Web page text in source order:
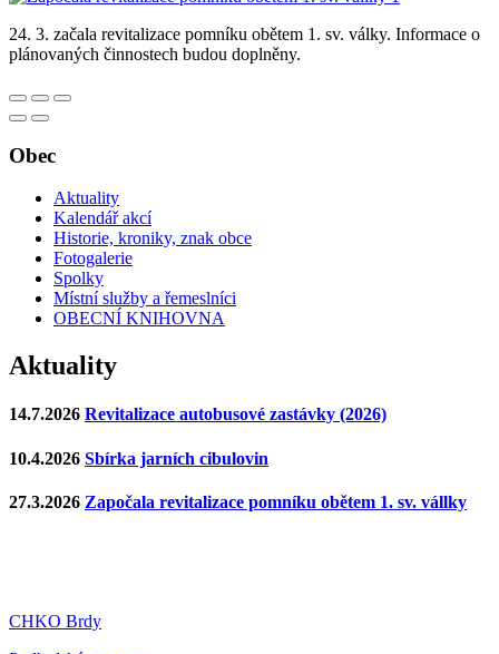
24. 3. začala revitalizace pomníku obětem 1. sv. války. Informace o
plánovaných činnostech budou doplněny.
Obec
Aktuality
Kalendář akcí
Historie, kroniky, znak obce
Fotogalerie
Spolky
Místní služby a řemeslníci
OBECNÍ KNIHOVNA
Aktuality
14.7.2026 Revitalizace autobusové zastávky (2026)
10.4.2026 Sbírka jarních cibulovin
27.3.2026 Započala revitalizace pomníku obětem 1. sv. vállky
CHKO Brdy